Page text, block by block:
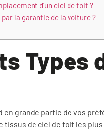
d’un ciel de toit ?
la garantie de la voiture ?
Types
en grande partie de vos
tissus de ciel de toit les